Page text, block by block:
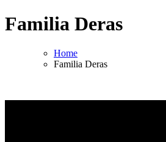
Familia Deras
Home
Familia Deras